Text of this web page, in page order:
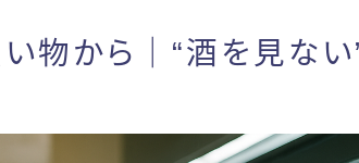
物から｜“酒を見ない